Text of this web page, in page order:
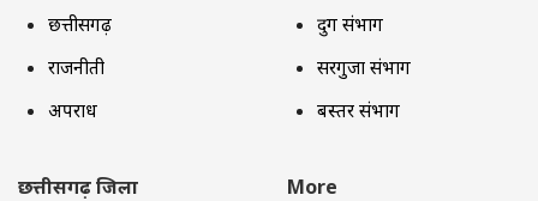
छत्तीसगढ़
राजनीती
अपराध
दुर्ग संभाग
सरगुजा संभाग
बस्तर संभाग
छत्तीसगढ़ जिला More